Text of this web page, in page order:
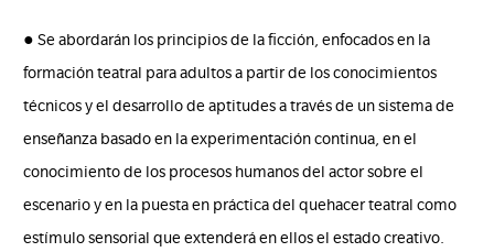
● Se abordarán los principios de la ficción, enfocados en la
formación teatral para adultos a partir de los conocimientos
técnicos y el desarrollo de aptitudes a través de un sistema de
enseñanza basado en la experimentación continua, en el
conocimiento de los procesos humanos del actor sobre el
escenario y en la puesta en práctica del quehacer teatral como
estímulo sensorial que extenderá en ellos el estado creativo.